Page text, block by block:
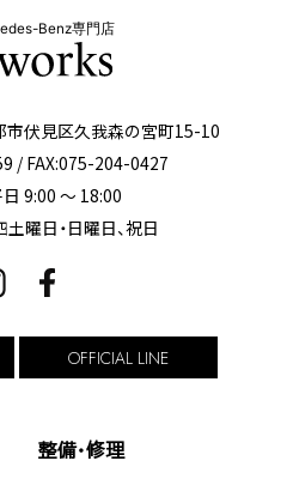
Benz専門店
伏見区久我森の宮町15-10
/ FAX:075-204-0427
9:00 ～ 18:00
曜日・日曜日、祝日
OFFICIAL LINE
整備・修理